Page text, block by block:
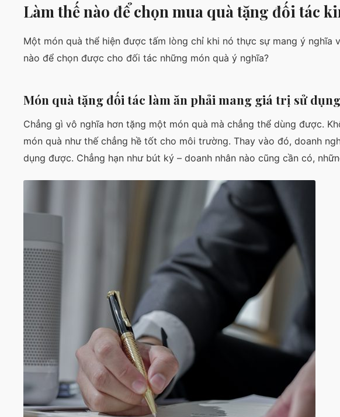
Làm thế nào để chọn mua quà tặng đối tác
Một món quà thể hiện được tấm lòng chỉ khi nó thực sự mang ý nghĩa
nào để chọn được cho đối tác những món quà ý nghĩa?
Món quà tặng đối tác làm ăn phải mang giá trị sử dụng
Chẳng gì vô nghĩa hơn tặng một món quà mà chẳng thể dùng được.
món quà như thế chẳng hề tốt cho môi trường. Thay vào đó, doanh
dụng được. Chẳng hạn như bút ký – doanh nhân nào cũng cần có,